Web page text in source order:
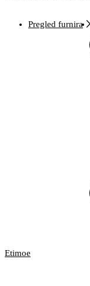
Pregled furnira
Etimoe